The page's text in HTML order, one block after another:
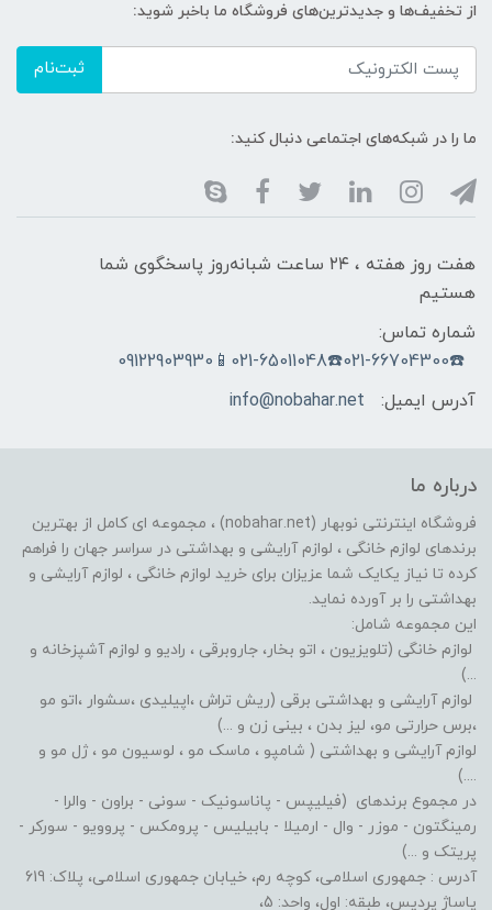
از تخفیف‌ها و جدیدترین‌های فروشگاه ما باخبر شوید:
ثبت‌نام
ما را در شبکه‌های اجتماعی دنبال کنید:
هفت روز هفته ، ۲۴ ساعت شبانه‌روز پاسخگوی شما
هستیم
شماره تماس:
☎️021-66704300☎️021-65011048📱09122903930
آدرس ایمیل:
info@nobahar.net
درباره ما
فروشگاه اینترنتی نوبهار (nobahar.net) ، مجموعه ای کامل از بهترین
برندهای لوازم خانگی ، لوازم آرایشی و بهداشتی در سراسر جهان را فراهم
کرده تا نیاز یکایک شما عزیزان برای خرید لوازم خانگی ، لوازم آرایشی و
بهداشتی را بر آورده نماید.
این مجموعه شامل:
لوازم خانگی (تلویزیون ، اتو بخار، جاروبرقی ، رادیو و لوازم آشپزخانه و
...)
لوازم آرایشی و بهداشتی برقی (ریش تراش ،اپیلیدی ،سشوار ،اتو مو
،برس حرارتی مو، لیز بدن ، بینی زن و ...)
لوازم آرایشی و بهداشتی ( شامپو ، ماسک مو ، لوسیون مو ، ژل مو و
....)
در مجموع برندهای (فیلیپس - پاناسونیک - سونی - براون - والرا -
رمینگتون - موزر - وال - ارمیلا - بابیلیس - پرومکس - پروویو - سورکر -
پریتک و ...)
آدرس : جمهوری اسلامی، کوچه رم، خیابان جمهوری اسلامی، پلاک: 619
پاساژ پردیس، طبقه: اول، واحد: 5،